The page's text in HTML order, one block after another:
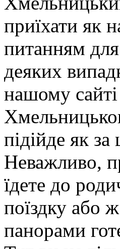
приїхати як
питанням
деяких
нашому
підійде як за
Неважливо,
їдете до
поїздку або
панорами